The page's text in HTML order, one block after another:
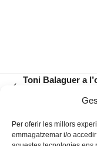
Per oferir les millors
emmagatzemar i/o
Toni Balaguer a